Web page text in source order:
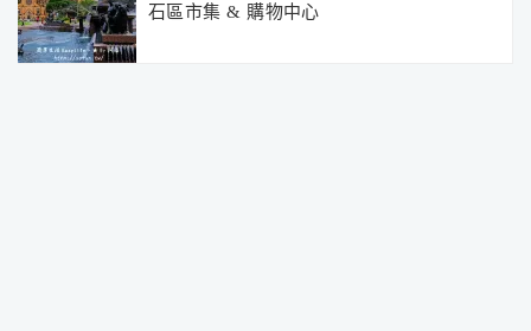
石區市集 & 購物中心